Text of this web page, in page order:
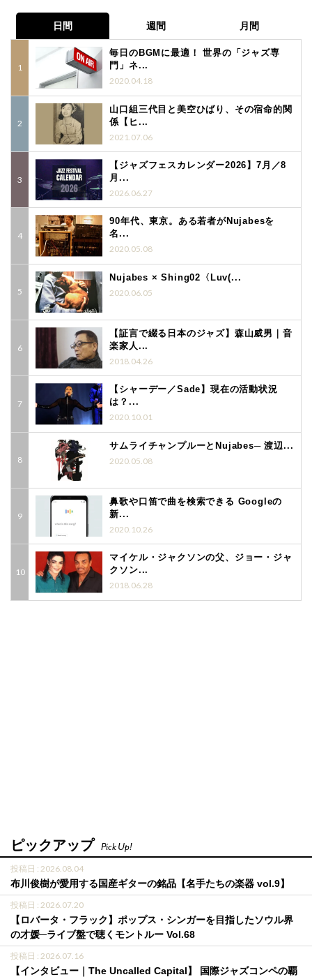
日間 週間 月間
毎日のBGMに最適！ 世界の「ジャズ専
門」ネ...
2020.04.18
山口組三代目と美空ひばり、その宿命的関
係【ヒ...
2021.07.06
【ジャズフェスカレンダー2026】7月／8
月...
2026.06.27
90年代、東京。ある若者がNujabesを
名...
2020.05.08
Nujabes × Shing02〈Luv(...
2020.06.05
【証言で綴る日本のジャズ】森山威男｜音
楽家人...
2018.04.26
【シャーデー／Sade】現在の活動状況
は？...
2020.10.01
サムライチャンプルーとNujabes─ 渡辺...
2020.05.08
鼻歌や口笛で曲を検索できる Googleの
新...
2020.10.26
マイケル・ジャクソンの父、ジョー・ジャ
クソン...
2018.06.28
ピックアップ Pick Up!
投稿日 : 2026.08.04
布川俊樹が愛用する国産ギターの銘品【名手たちの楽器 vol.9】
投稿日 : 2026.07.20
【ロバータ・フラック】ポップス・シンガーを目指したソウル界
の才媛─ライブ盤で聴くモントルー Vol.68
投稿日 : 2026.07.16
【インタビュー｜The Uncalled Capital】 国際ジャズコンペの覇